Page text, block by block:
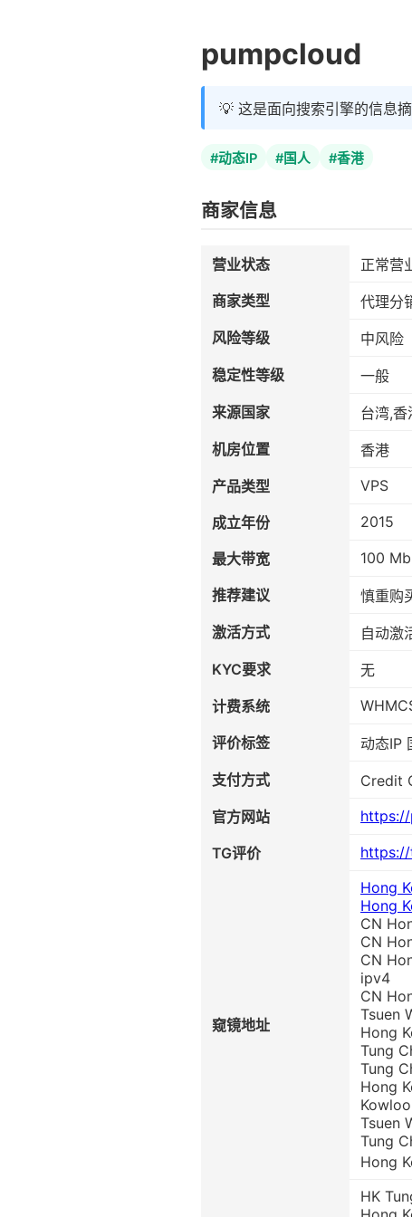
pumpcloud
💡 这是面向搜索引擎的信息摘
#动态IP #国人 #香港
商家信息
营业状态
正常营
商家类型
代理分
风险等级
中风险
稳定性等级
一般
来源国家
台湾,香
机房位置
香港
产品类型
VPS
成立年份 2015
最大带宽 100
推荐建议
慎重购
激活方式
自动激
KYC要求
无
计费系统
评价标签
动态IP
支付方式
Credit
官方网站
TG评价
窥镜地址
Hong
Hong
CN
CN
CN
ipv4
CN
Tsuen
Hong
Tung
Tung
Hong
Tsuen
Tung
Hong
HK